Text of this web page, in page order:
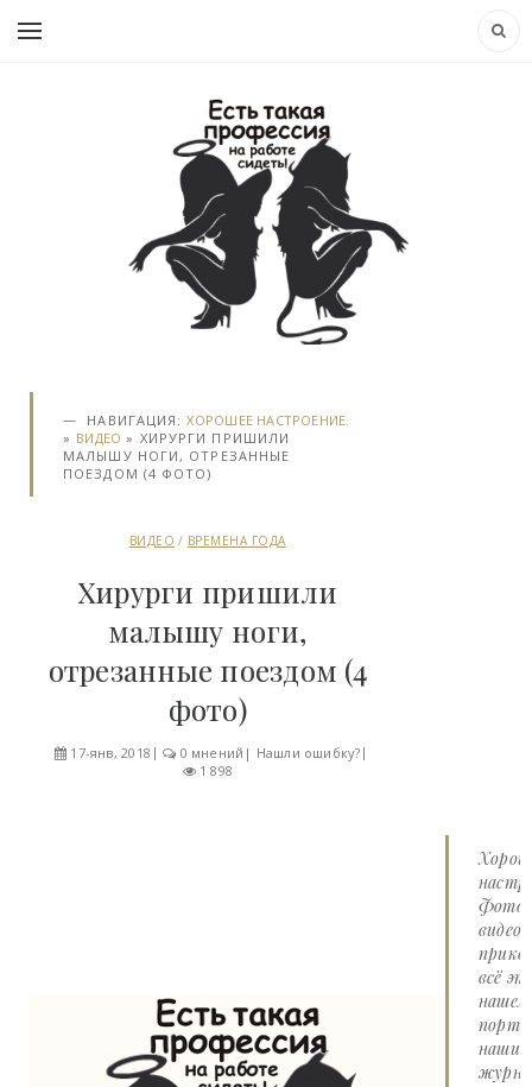
НАВИГАЦИЯ:ХОРОШЕЕ НАСТРОЕНИЕ.
» ВИДЕО » ХИРУРГИ ПРИШИЛИ
МАЛЫШУ НОГИ, ОТРЕЗАННЫЕ
ПОЕЗДОМ (4 ФОТО)
ВИДЕО / ВРЕМЕНА ГОДА
Хирурги пришили
малышу ноги,
отрезанные поездом (4
фото)
17-янв, 2018 0 мнений | Нашли ошибку?
1 898
Фото
видео
всё
нашем
наши